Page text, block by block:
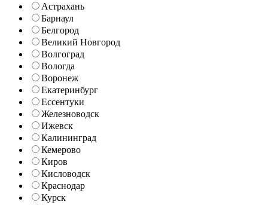
Астрахань
Барнаул
Белгород
Великий Новгород
Волгоград
Вологда
Воронеж
Екатеринбург
Ессентуки
Железноводск
Ижевск
Калининград
Кемерово
Киров
Кисловодск
Краснодар
Курск